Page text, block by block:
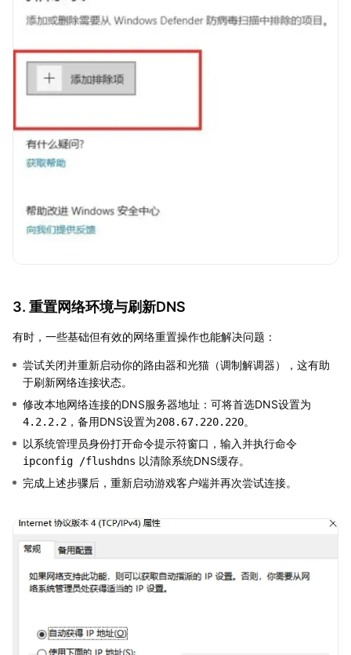
3. 重置网络环境与刷新DNS
有时，一些基础但有效的网络重置操作也能解决问题：
尝试关闭并重新启动你的路由器和光猫（调制解调器），这有助
于刷新网络连接状态。
修改本地网络连接的DNS服务器地址：可将首选DNS设置为
4.2.2.2 ，备用DNS设置为208.67.220.220。
以系统管理员身份打开命令提示符窗口，输入并执行命令
ipconfig /flushdns 以清除系统DNS缓存。
完成上述步骤后，重新启动游戏客户端并再次尝试连接。